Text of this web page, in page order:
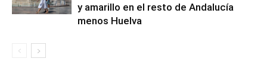
y amarillo en el resto de Andalucía
menos Huelva